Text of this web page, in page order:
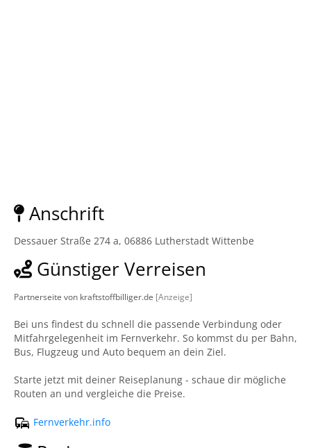
Anschrift
Dessauer Straße 274 a, 06886 Lutherstadt Wittenbe
Günstiger Verreisen
Partnerseite von kraftstoffbilliger.de [Anzeige]
Bei uns findest du schnell die passende Verbindung oder
Mitfahrgelegenheit im Fernverkehr. So kommst du per Bahn,
Bus, Flugzeug und Auto bequem an dein Ziel.
Starte jetzt mit deiner Reiseplanung - schaue dir mögliche
Routen an und vergleiche die Preise.
Fernverkehr.info